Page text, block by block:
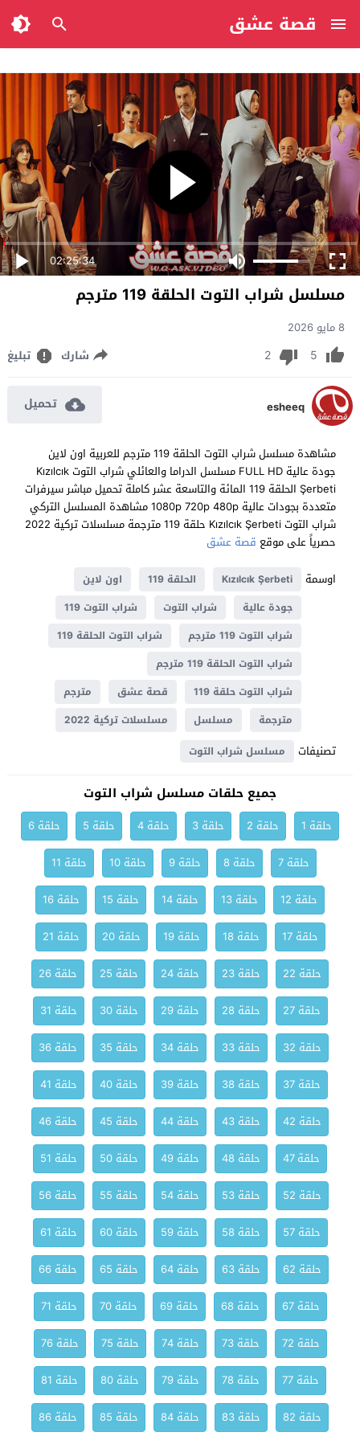
قصة عشق
02:25:34
مسلسل شراب التوت الحلقة 119 مترجم
8 مايو 2026
5
2 شارك تبليغ
esheeq تحميل
مشاهدة مسلسل شراب التوت الحلقة 119 مترجم للعربية اون لاين
جودة عالية FULL HD مسلسل الدراما والعائلي شراب التوت Kızılcık
Şerbeti الحلقة 119 المائة والتاسعة عشر كاملة تحميل مباشر سيرفرات
متعددة بجودات عالية 1080p 720p 480p مشاهدة المسلسل التركي
شراب التوت Kızılcık Şerbeti حلقة 119 مترجمة مسلسلات تركية 2022
حصرياً على موقع قصة عشق
اوسمة
Kızılcık Şerbeti الحلقة 119
اون لاين
جودة عالية
شراب التوت
شراب التوت 119
شراب التوت 119 مترجم
شراب التوت الحلقة 119
شراب التوت الحلقة 119 مترجم
شراب التوت حلقة 119
قصة عشق
مترجم
مترجمة
مسلسل مسلسلات تركية 2022
تصنيفات مسلسل شراب التوت
جميع حلقات مسلسل شراب التوت
حلقة 1 حلقة 2 حلقة 3 حلقة 4 حلقة 5
حلقة 6
حلقة 7
حلقة 8 حلقة 9 حلقة 10
حلقة 11
حلقة 12
حلقة 13 حلقة 14 حلقة 15
حلقة 16
حلقة 17
حلقة 18 حلقة 19 حلقة 20
حلقة 21
حلقة 22
حلقة 23 حلقة 24 حلقة 25
حلقة 26
حلقة 27
حلقة 28 حلقة 29 حلقة 30
حلقة 31
حلقة 32
حلقة 33 حلقة 34 حلقة 35
حلقة 36
حلقة 37
حلقة 38 حلقة 39 حلقة 40
حلقة 41
حلقة 42
حلقة 43 حلقة 44 حلقة 45
حلقة 46
حلقة 47
حلقة 48 حلقة 49 حلقة 50
حلقة 51
حلقة 52
حلقة 53 حلقة 54 حلقة 55
حلقة 56
حلقة 57
حلقة 58 حلقة 59 حلقة 60
حلقة 61
حلقة 62
حلقة 63 حلقة 64 حلقة 65
حلقة 66
حلقة 67
حلقة 68 حلقة 69 حلقة 70
حلقة 71
حلقة 72
حلقة 73 حلقة 74 حلقة 75
حلقة 76
حلقة 77
حلقة 78 حلقة 79 حلقة 80
حلقة 81
حلقة 82
حلقة 83 حلقة 84 حلقة 85 حلقة 86